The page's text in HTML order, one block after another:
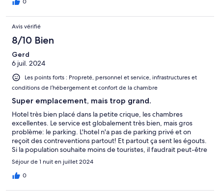
0
Avis vérifié
8/10 Bien
Gerd
6 juil. 2024
Les points forts : Propreté, personnel et service, infrastructures et
conditions de l’hébergement et confort de la chambre
Super emplacement, mais trop grand.
Hotel très bien placé dans la petite crique, les chambres
excellentes. Le service est globalement très bien, mais gros
problème: le parking. L'hotel n'a pas de parking privé et on
reçoit des contreventions partout! Et partout ça sent les égouts.
Si la population souhaite moins de touristes, il faudrait peut-être
commencer par démolir tous ces énormes hotels!
Séjour de 1 nuit en juillet 2024
0